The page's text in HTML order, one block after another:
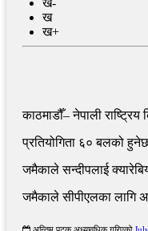
ख
ख+
काठमाडौँ– नेपाली
प्रतियोगिता ६० बलको
जमैकाले सन्दीपलाई
जमैकाले सीपीएलका लागि